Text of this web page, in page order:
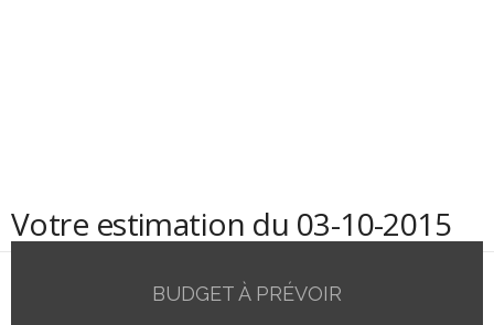
Votre estimation du 03-10-2015
BUDGET À PRÉVOIR